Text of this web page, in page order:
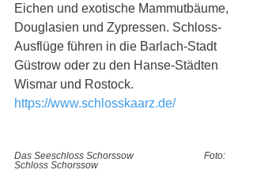
Eichen und exotische Mammutbäume,
Douglasien und Zypressen. Schloss-
Ausflüge führen in die Barlach-Stadt
Güstrow oder zu den Hanse-Städten
Wismar und Rostock.
https://www.schlosskaarz.de/
Das Seeschloss Schorssow
Foto:
Schloss Schorssow